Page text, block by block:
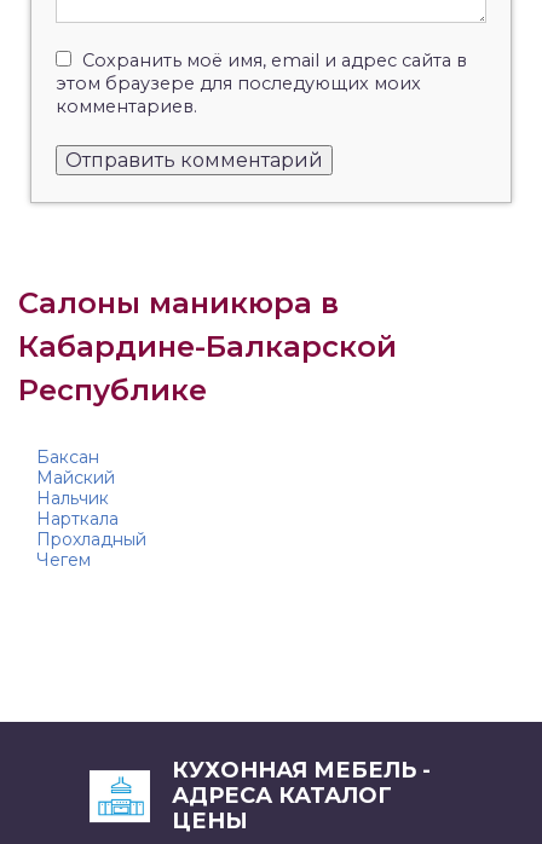
Сохранить моё имя, email и адрес сайта в
этом браузере для последующих моих
комментариев.
Салоны маникюра в
Кабардине-Балкарской
Республике
Баксан
Майский
Нальчик
Нарткала
Прохладный
Чегем
КУХОННАЯ МЕБЕЛЬ -
АДРЕСА КАТАЛОГ
ЦЕНЫ